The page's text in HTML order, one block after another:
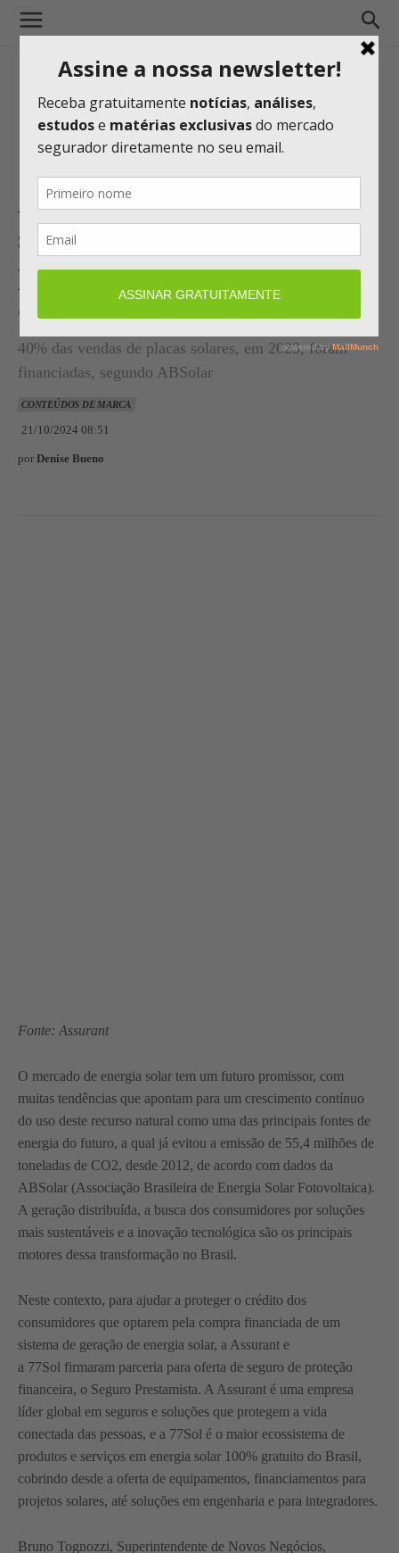
Assurant e 77Sol ofertam
seguro de proteção financeira
para compra de equipamento
de energia solar
40% das vendas de placas solares, em 2023, foram
financiadas, segundo ABSolar
CONTEÚDOS DE MARCA
21/10/2024 08:51
por Denise Bueno
Fonte: Assurant
O mercado de energia solar tem um futuro promissor, com
muitas tendências que apontam para um crescimento contínuo
do uso deste recurso natural como uma das principais fontes de
energia do futuro, a qual já evitou a emissão de 55,4 milhões de
toneladas de CO2, desde 2012, de acordo com dados da
ABSolar (Associação Brasileira de Energia Solar Fotovoltaica).
A geração distribuída, a busca dos consumidores por soluções
mais sustentáveis e a inovação tecnológica são os principais
motores dessa transformação no Brasil.
Neste contexto, para ajudar a proteger o crédito dos
consumidores que optarem pela compra financiada de um
sistema de geração de energia solar, a Assurant e
a 77Sol firmaram parceria para oferta de seguro de proteção
financeira, o Seguro Prestamista. A Assurant é uma empresa
líder global em seguros e soluções que protegem a vida
conectada das pessoas, e a 77Sol é o maior ecossistema de
produtos e serviços em energia solar 100% gratuito do Brasil,
cobrindo desde a oferta de equipamentos, financiamentos para
projetos solares, até soluções em engenharia e para integradores.
Bruno Tognozzi, Superintendente de Novos Negócios,